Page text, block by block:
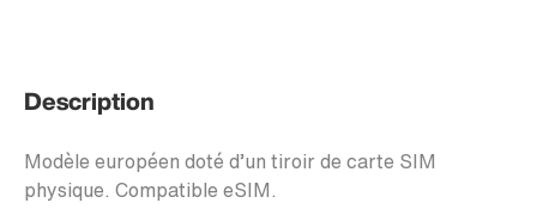
Description
Modèle européen doté d’un tiroir de carte SIM
physique. Compatible eSIM.